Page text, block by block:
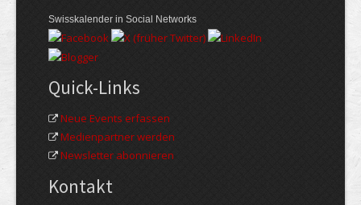
Swisskalender in Social Networks
Quick-Links
Neue Events erfassen
Medienpartner werden
Newsletter abonnieren
Kontakt